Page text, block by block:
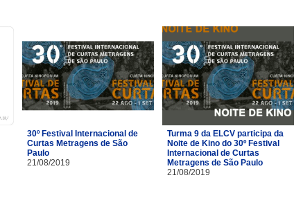
30º Festival Internacional de
Curtas Metragens de São
Paulo
21/08/2019
Turma 9 da ELCV participa da
Noite de Kino do 30º Festival
Internacional de Curtas
Metragens de São Paulo
21/08/2019